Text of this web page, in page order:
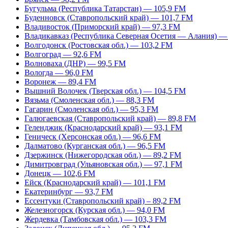
Бугульма (Республика Татарстан) — 105,9 FM
Буденновск (Ставропольский край) — 101,7 FM
Владивосток (Приморский край) — 97,3 FM
Владикавказ (Республика Северная Осетия — Алания)
Волгодонск (Ростовская обл.) — 103,2 FM
Волгоград — 92,6 FM
Волноваха (ДНР) — 99,5 FM
Вологда — 96,0 FM
Воронеж — 89,4 FM
Вышний Волочек (Тверская обл.) — 104,5 FM
Вязьма (Смоленская обл.) — 88,3 FM
Гагарин (Смоленская обл.) — 95,3 FM
Галюгаевская (Ставропольский край) — 89,8 FM
Геленджик (Краснодарский край) — 93,1 FM
Геническ (Херсонская обл.) — 96,6 FM
Далматово (Курганская обл.) — 96,5 FM
Дзержинск (Нижегородская обл.) — 89,2 FM
Димитровград (Ульяновская обл.) — 97,1 FM
Донецк — 102,6 FM
Ейск (Краснодарский край) — 101,1 FM
Екатеринбург — 93,7 FM
Ессентуки (Ставропольский край) – 89,2 FM
Железногорск (Курская обл.) — 94,0 FM
Жердевка (Тамбовская обл.) — 103,3 FM